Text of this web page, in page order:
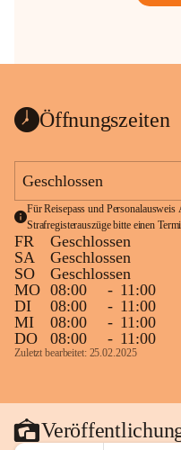
Öffnungszeiten
Geschlossen
Für Reisepass und
Strafregisterauszüge bitte einen
FR
Geschlossen
SA
Geschlossen
SO
Geschlossen
MO 08:00 - 11:00
DI
08:00 - 11:00
MI
08:00 - 11:00
DO
08:00 - 11:00
Zuletzt bearbeitet: 25.02.2025